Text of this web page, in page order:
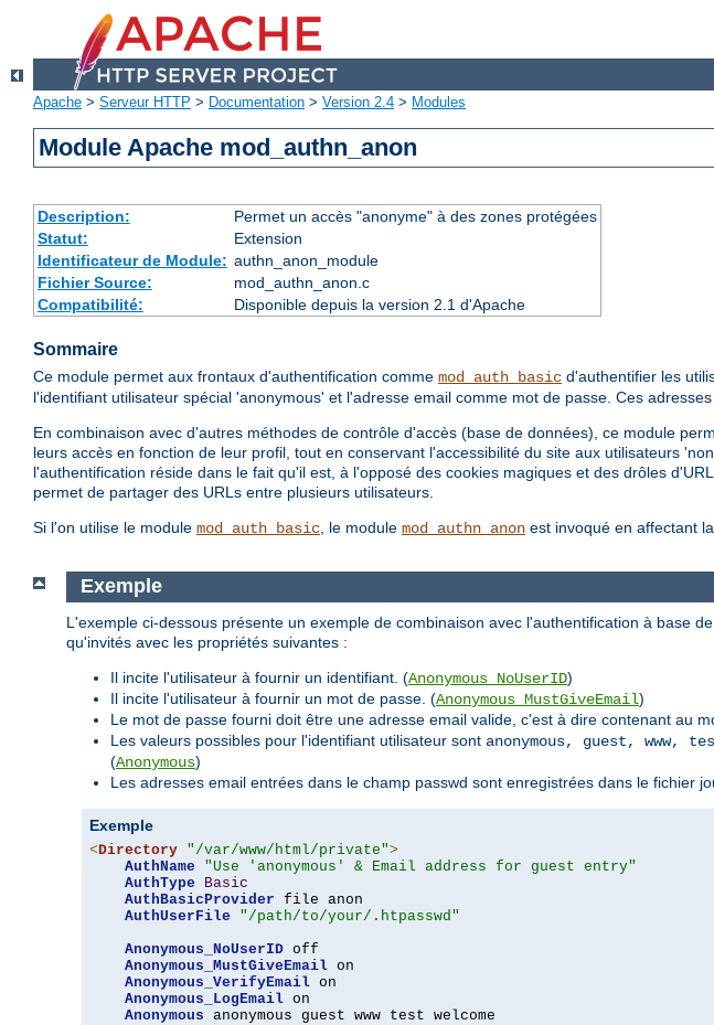
Apache > Serveur HTTP > Documentation > Version 2.4 > Modules
Module Apache mod_authn_anon
Description:
Permet un accès "anonyme" à des zones protégées
Statut:
Extension
Identificateur de Module: authn_anon_module
Fichier Source:
mod_authn_anon.c
Compatibilité:
Disponible depuis la version 2.1 d'Apache
Sommaire
Ce module permet aux frontaux d'authentification comme mod_auth_basic d'authentifier les
l'identifiant utilisateur spécial 'anonymous' et l'adresse email comme mot de passe. Ces
En combinaison avec d'autres méthodes de contrôle d'accès (base de données), ce module
leurs accès en fonction de leur profil, tout en conservant l'accessibilité du site aux utilisateurs
l'authentification réside dans le fait qu'il est, à l'opposé des cookies magiques et des drôles
permet de partager des URLs entre plusieurs utilisateurs.
Si l'on utilise le module mod_auth_basic, le module mod_authn_anon est invoqué en affectant
Exemple
L'exemple ci-dessous présente un exemple de combinaison avec l'authentification à base
qu'invités avec les propriétés suivantes :
Il incite l'utilisateur à fournir un identifiant. (Anonymous_NoUserID)
Il incite l'utilisateur à fournir un mot de passe. (Anonymous_MustGiveEmail)
Le mot de passe fourni doit être une adresse email valide, c'est à dire contenant au
Les valeurs possibles pour l'identifiant utilisateur sont anonymous, guest, www,
(Anonymous)
Les adresses email entrées dans le champ passwd sont enregistrées dans le fichier
Exemple
<Directory "/var/www/html/private">
AuthName
"Use 'anonymous' & Email address for guest entry"
AuthType
Basic
AuthBasicProvider file anon
AuthUserFile
"/path/to/your/.htpasswd"
Anonymous_NoUserID off
Anonymous_MustGiveEmail on
Anonymous_VerifyEmail on
Anonymous_LogEmail on
Anonymous anonymous guest www test welcome